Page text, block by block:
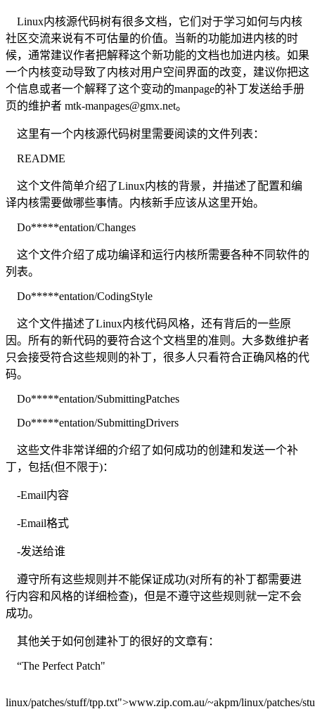
Linux内核源代码树有很多文档，它们对于学习如何与内核
社区交流来说有不可估量的价值。当新的功能加进内核的时
候，通常建议作者把解释这个新功能的文档也加进内核。如果
一个内核变动导致了内核对用户空间界面的改变，建议你把这
个信息或者一个解释了这个变动的manpage的补丁发送给手册
页的维护者 mtk-manpages@gmx.net。
这里有一个内核源代码树里需要阅读的文件列表：
README
这个文件简单介绍了Linux内核的背景，并描述了配置和编
译内核需要做哪些事情。内核新手应该从这里开始。
Do*****entation/Changes
这个文件介绍了成功编译和运行内核所需要各种不同软件的
列表。
Do*****entation/CodingStyle
这个文件描述了Linux内核代码风格，还有背后的一些原
因。所有的新代码的要符合这个文档里的准则。大多数维护者
只会接受符合这些规则的补丁，很多人只看符合正确风格的代
码。
Do*****entation/SubmittingPatches
Do*****entation/SubmittingDrivers
这些文件非常详细的介绍了如何成功的创建和发送一个补
丁，包括(但不限于)：
-Email内容
-Email格式
-发送给谁
遵守所有这些规则并不能保证成功(对所有的补丁都需要进
行内容和风格的详细检查)，但是不遵守这些规则就一定不会
成功。
其他关于如何创建补丁的很好的文章有：
“The Perfect Patch"
linux/patches/stuff/tpp.txt">www.zip.com.au/~akpm/linux/patches/